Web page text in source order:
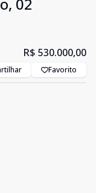
R$ 530.000,00
Favorito